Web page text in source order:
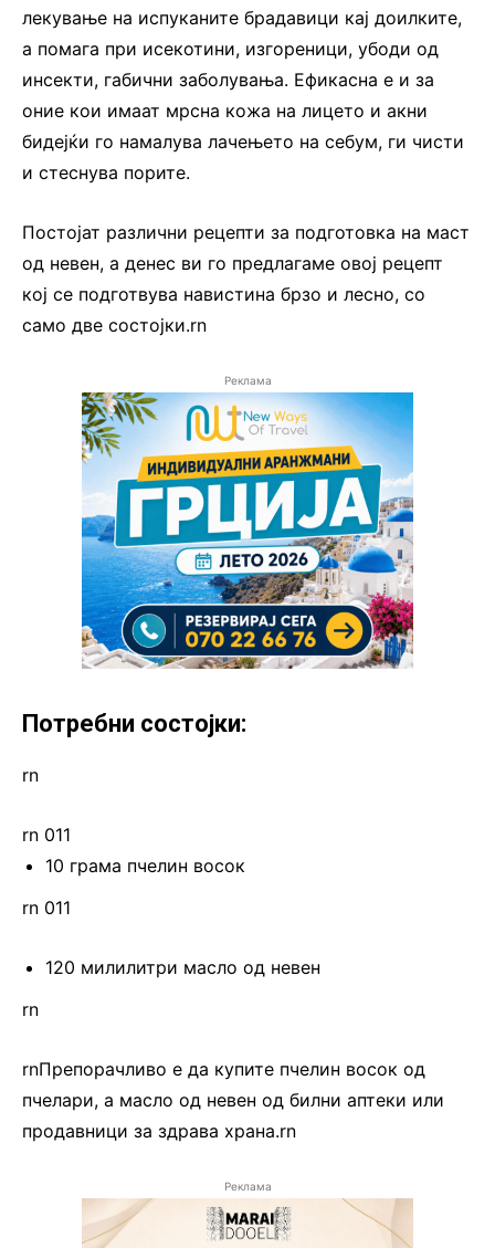
лекување на испуканите брадавици кај доилките,
а помага при исекотини, изгореници, убоди од
инсекти, габични заболувања. Ефикасна е и за
оние кои имаат мрсна кожа на лицето и акни
бидејќи го намалува лачењето на себум, ги чисти
и стеснува порите.
Постојат различни рецепти за подготовка на маст
од невен, а денес ви го предлагаме овој рецепт
кој се подготвува навистина брзо и лесно, со
само две состојки.rn
Реклама
Потребни состојки:
rn
rn 011
10 грама пчелин восок
rn 011
120 милилитри масло од невен
rn
rnПрепорачливо е да купите пчелин восок од
пчелари, а масло од невен од билни аптеки или
продавници за здрава храна.rn
Реклама